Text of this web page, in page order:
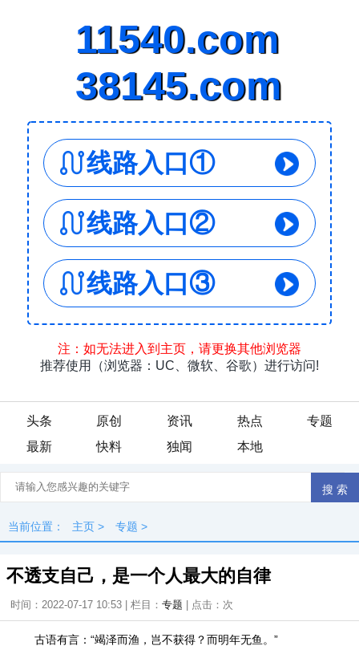
头条 原创 资讯 热点
专题
最新
快料 独闻 本地
当前位置： 主页 > 专题 >
不透支自己，是一个人最大的自律
时间：2022-07-17 10:53 | 栏目： 专题 | 点击： 次
古语有言：“竭泽而渔，岂不获得？而明年无鱼。”